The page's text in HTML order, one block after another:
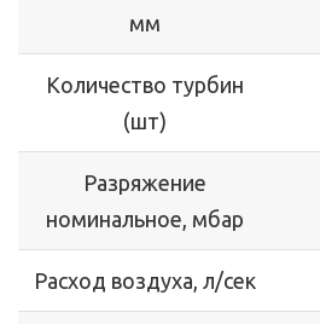
мм
Количество турбин
(шт)
Разряжение
номинальное, мбар
Расход воздуха, л/сек